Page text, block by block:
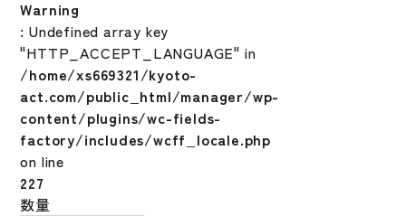
数量
ミ
Warning
: Undefined array key
"HTTP_ACCEPT_LANGUAGE" in
/home/xs669321/kyoto-
act.com/public_html/manager/wp-
content/plugins/wc-fields-
factory/includes/wcff_locale.php
on line
227